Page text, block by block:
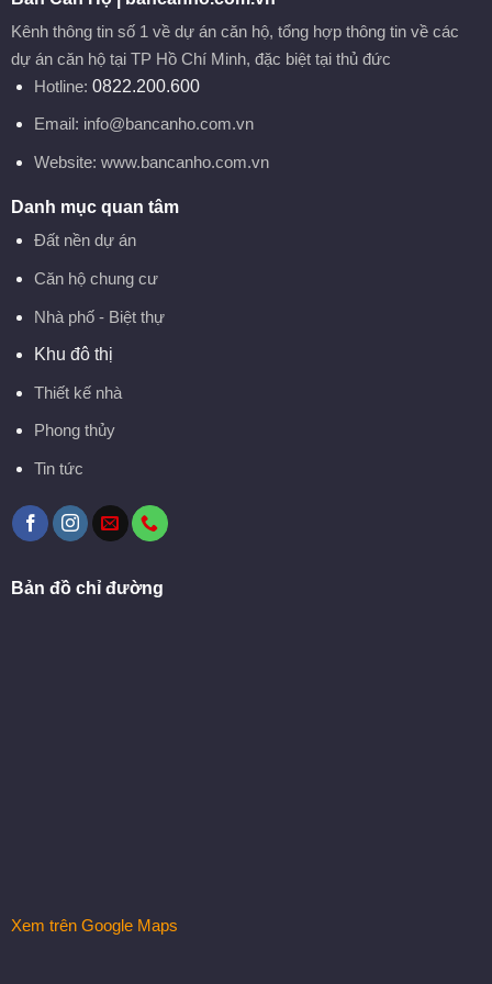
Kênh thông tin số 1 về dự án căn hộ, tổng hợp thông tin về các
dự án căn hộ tại TP Hồ Chí Minh, đặc biệt tại thủ đức
Hotline: 0822.200.600
Email: info@bancanho.com.vn
Website: www.bancanho.com.vn
Danh mục quan tâm
Đất nền dự án
Căn hộ chung cư
Nhà phố - Biệt thự
Khu đô thị
Thiết kế nhà
Phong thủy
Tin tức
Bản đồ chỉ đường
Xem trên Google Maps